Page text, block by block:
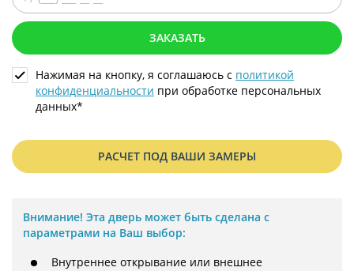
ЗАКАЗАТЬ
Нажимая на кнопку, я соглашаюсь с политикой
конфиденциальности при обработке персональных
данных*
РАСЧЕТ ПОД ВАШИ ЗАМЕРЫ
Внимание! Эта дверь может быть сделана с
параметрами на Ваш выбор:
Внутреннее открывание или внешнее